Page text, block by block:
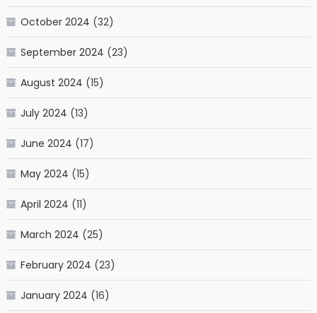
October 2024 (32)
September 2024 (23)
August 2024 (15)
July 2024 (13)
June 2024 (17)
May 2024 (15)
April 2024 (11)
March 2024 (25)
February 2024 (23)
January 2024 (16)